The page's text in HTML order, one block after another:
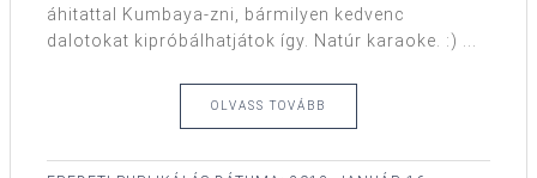
áhitattal Kumbaya-zni, bármilyen kedvenc
dalotokat kipróbálhatjátok így. Natúr karaoke. :) ...
OLVASS TOVÁBB